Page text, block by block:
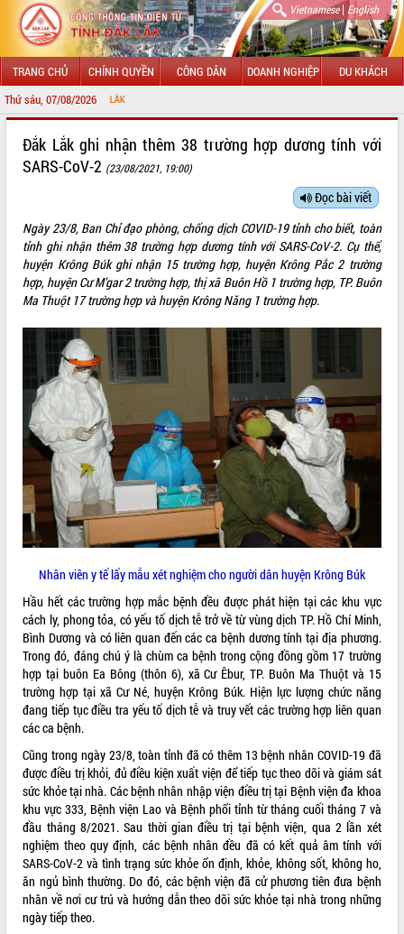
Vietnamese| English
TRANG CHỦ CHÍNH QUYỀN CÔNG DÂN DOANH NGHIỆP DU KHÁCH
Thứ sáu, 07/08/2026
GIỚI THIỆU
LÃNH ĐẠO UBND TỈNH
SỞ, BAN, NGÀNH
UBND CÁC XÃ, PHƯỜNG
HỆ THỐNG VĂN BẢN
VĂN BẢN HĐND TỈNH
ĐIỂM TIN VĂN BẢN
QUY HOẠCH - KẾ HOẠCH
VIDEO
Đắk Lắk ghi nhận thêm 38 trường hợp dương tính với
SARS-CoV-2 (23/08/2021, 19:00)
Đọc bài viết
Ngày 23/8, Ban Chỉ đạo phòng, chống dịch COVID-19 tỉnh cho biết, toàn
tỉnh ghi nhận thêm 38 trường hợp dương tính với SARS-CoV-2. Cụ thể,
huyện Krông Búk ghi nhận 15 trường hợp, huyện Krông Pắc 2 trường
hợp, huyện Cư M’gar 2 trường hợp, thị xã Buôn Hồ 1 trường hợp, TP. Buôn
Ma Thuột 17 trường hợp và huyện Krông Năng 1 trường hợp.
Nhân viên y tế lấy mẫu xét nghiệm cho người dân huyện Krông Búk
Hầu hết các trường hợp mắc bệnh đều được phát hiện tại các khu vực
cách ly, phong tỏa, có yếu tố dịch tễ trở về từ vùng dịch TP. Hồ Chí Minh,
Bình Dương và có liên quan đến các ca bệnh dương tính tại địa phương.
Trong đó, đáng chú ý là chùm ca bệnh trong cộng đồng gồm 17 trường
hợp tại buôn Ea Bông (thôn 6), xã Cư Êbur, TP. Buôn Ma Thuột và 15
trường hợp tại xã Cư Né, huyện Krông Búk. Hiện lực lượng chức năng
đang tiếp tục điều tra yếu tố dịch tễ và truy vết các trường hợp liên quan
các ca bệnh.
Cũng trong ngày 23/8, toàn tỉnh đã có thêm 13 bệnh nhân COVID-19 đã
được điều trị khỏi, đủ điều kiện xuất viện để tiếp tục theo dõi và giám sát
sức khỏe tại nhà. Các bệnh nhân nhập viện điều trị tại Bệnh viện đa khoa
khu vực 333, Bệnh viện Lao và Bệnh phổi tỉnh từ tháng cuối tháng 7 và
đầu tháng 8/2021. Sau thời gian điều trị tại bệnh viện, qua 2 lần xét
nghiệm theo quy định, các bệnh nhân đều đã có kết quả âm tính với
SARS-CoV-2 và tình trạng sức khỏe ổn định, khỏe, không sốt, không ho,
ăn ngủ bình thường. Do đó, các bệnh viện đã cử phương tiên đưa bệnh
nhân về nơi cư trú và hướng dẫn theo dõi sức khỏe tại nhà trong những
ngày tiếp theo.